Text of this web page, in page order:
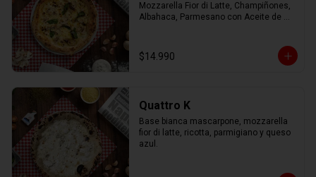
Mozzarella Fior di Latte, Champiñones,
Albahaca, Parmesano con Aceite de
$14.990
Quattro K
Base bianca mascarpone, mozzarella
fior di latte, ricotta, parmigiano y queso
azul.